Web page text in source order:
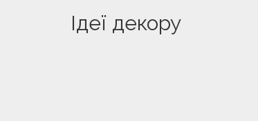
Ідеї декору